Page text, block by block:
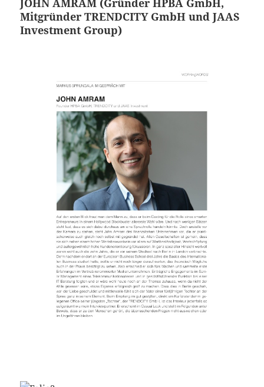
JOHN AMRAM (Gründer HPBA GmbH,
Mitgründer TRENDCITY GmbH und JAAS
Investment Group)